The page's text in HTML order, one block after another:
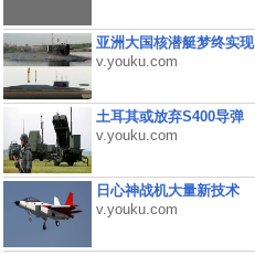
亚洲大国核潜艇梦终实现
v.youku.com
土耳其或放弃S400导弹
v.youku.com
日心神战机大量新技术
v.youku.com